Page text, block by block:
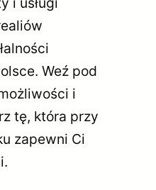
Weź pod
i
tę, która przy
zapewni Ci